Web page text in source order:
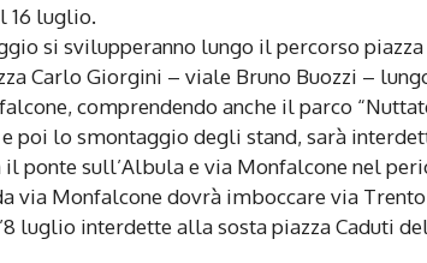
16 luglio.
si svilupperanno lungo il percorso
Carlo Giorgini – viale Bruno Buozzi –
comprendendo anche il parco
poi lo smontaggio degli stand, sarà
ponte sull’Albula e via Monfalcone nel
via Monfalcone dovrà imboccare via
luglio interdette alla sosta piazza Caduti